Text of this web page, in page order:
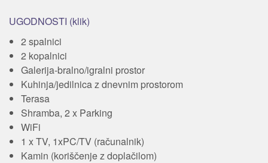
UGODNOSTI (klik)
2 spalnici
2 kopalnici
Galerija-bralno/igralni prostor
Kuhinja/jedilnica z dnevnim prostorom
Terasa
Shramba, 2 x Parking
WiFi
1 x TV, 1xPC/TV (računalnik)
Kamin (koriščenje z doplačilom)